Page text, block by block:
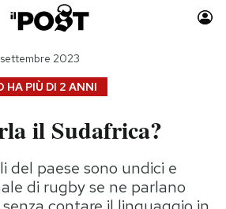
Auto
Moda
Consumismi
Storie/Idee
HA PIÙ DI 2 ANNI
2023
il Sudafrica?
del paese sono undici e
di rugby se ne parlano